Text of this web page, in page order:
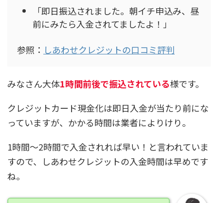
「即日振込されました。朝イチ申込み、昼
前にみたら入金されてましたよ！」
参照： しあわせクレジットの口コミ評判
みなさん大体1時間前後で振込されている様です。
クレジットカード現金化は即日入金が当たり前にな
っていますが、かかる時間は業者によりけり。
1時間～2時間で入金されれば早い！と言われていま
すので、
しあわせクレジットの入金時間は早めです
ね。